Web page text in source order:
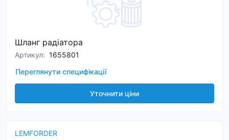
Шланг радіатора
Артикул: 1655801
Переглянути специфікації
Уточнити ціни
LEMFORDER